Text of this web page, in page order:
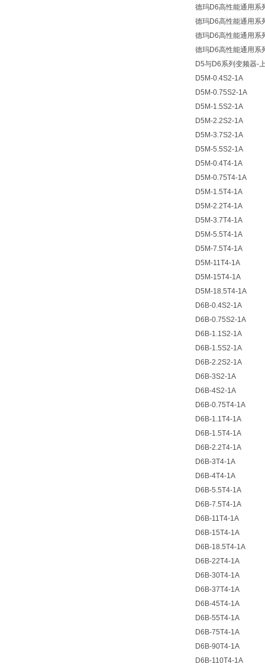
德玛D6高性能通用系
德玛D6高性能通用系
德玛D6高性能通用系
德玛D6高性能通用系
D5与D6系列变频器-
D5M-0.4S2-1A
D5M-0.75S2-1A
D5M-1.5S2-1A
D5M-2.2S2-1A
D5M-3.7S2-1A
D5M-5.5S2-1A
D5M-0.4T4-1A
D5M-0.75T4-1A
D5M-1.5T4-1A
D5M-2.2T4-1A
D5M-3.7T4-1A
D5M-5.5T4-1A
D5M-7.5T4-1A
D5M-11T4-1A
D5M-15T4-1A
D5M-18.5T4-1A
D6B-0.4S2-1A
D6B-0.75S2-1A
D6B-1.1S2-1A
D6B-1.5S2-1A
D6B-2.2S2-1A
D6B-3S2-1A
D6B-4S2-1A
D6B-0.75T4-1A
D6B-1.1T4-1A
D6B-1.5T4-1A
D6B-2.2T4-1A
D6B-3T4-1A
D6B-4T4-1A
D6B-5.5T4-1A
D6B-7.5T4-1A
D6B-11T4-1A
D6B-15T4-1A
D6B-18.5T4-1A
D6B-22T4-1A
D6B-30T4-1A
D6B-37T4-1A
D6B-45T4-1A
D6B-55T4-1A
D6B-75T4-1A
D6B-90T4-1A
D6B-110T4-1A